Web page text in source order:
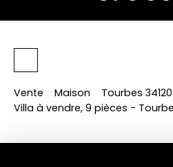
Vente Maison
Tourbes 34120
Villa à vendre, 9 pièces -